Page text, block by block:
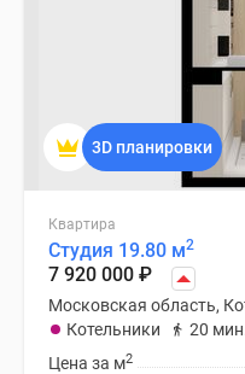
3D планировки
Квартира
Студия 19.80 м2
7 920 000 ₽
Московская область,
Котельники
20
Цена за м2